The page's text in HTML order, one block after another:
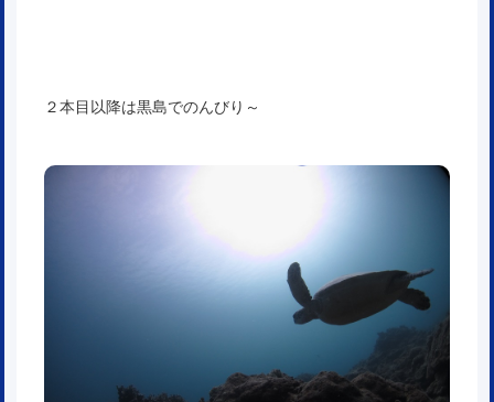
２本目以降は黒島でのんびり～